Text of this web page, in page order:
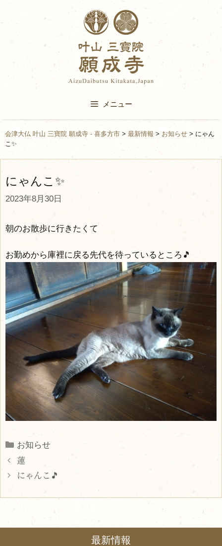
to
content
メニュー
会津大仏 叶山 三寶院 願成寺 - 喜多方市 > 最新情報 > お知らせ > にゃん
こ✨
にゃんこ✨
2023年8月30日
朝のお散歩に行きたくて
お勤めから庫裡に戻る先代を待っているところ🎵
Categories
お知らせ
蓮
にゃんこ🎵
最新情報